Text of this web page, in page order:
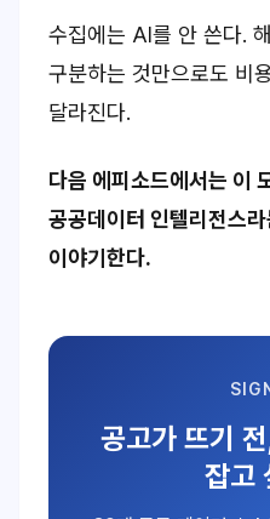
수집에는 AI를 안 쓴다.
구분하는 것만으로도 비
달라진다.
다음 에피소드에서는 이
공공데이터 인텔리전스
이야기한다.
공고가 뜨기
잡고